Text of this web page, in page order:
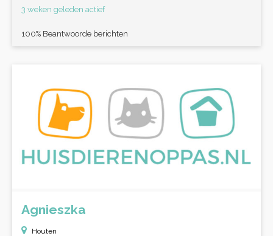
3 weken geleden actief
100% Beantwoorde berichten
Agnieszka
Houten